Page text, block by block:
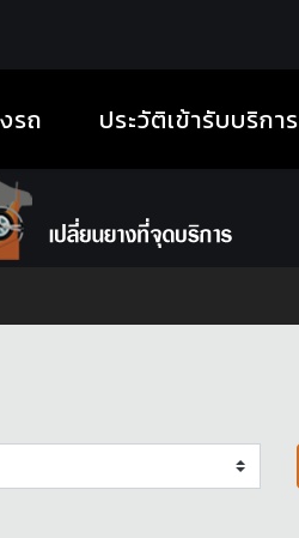
รถ ประวัติเข้ารับบริการ